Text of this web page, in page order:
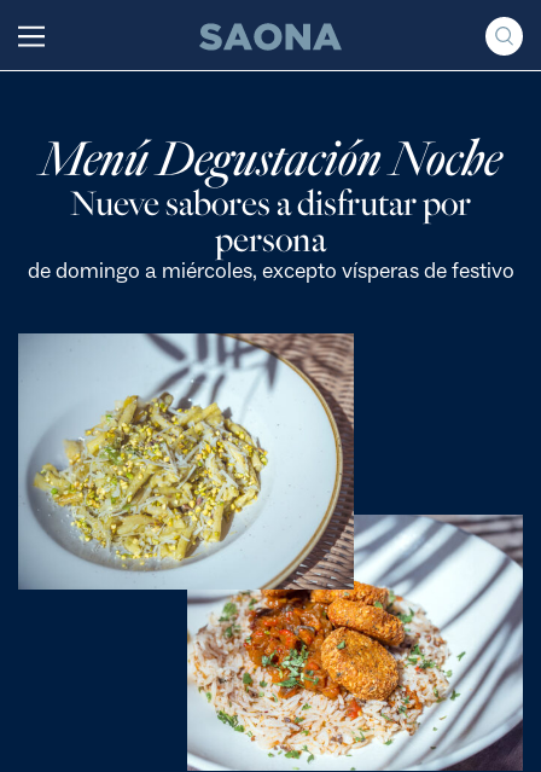
Grupo Saona
Menú Degustación Noche
Nueve sabores a disfrutar por
persona
de domingo a miércoles, excepto vísperas de festivo